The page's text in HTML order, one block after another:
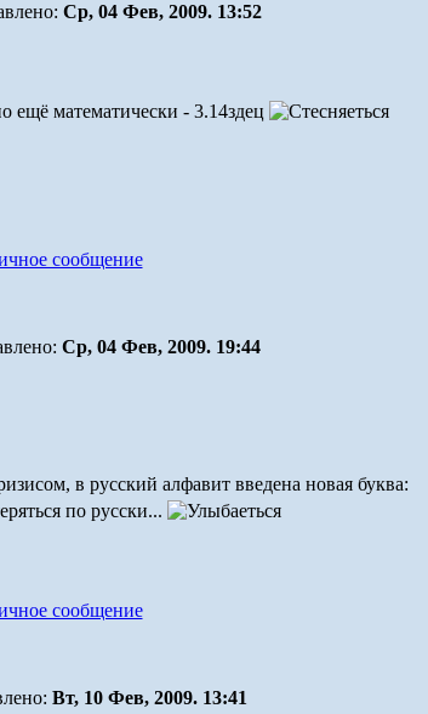
Ср, 04 Фев, 2009. 13:52
ещё математически - 3.14здец
Ср, 04 Фев, 2009. 19:44
в русский алфавит введена новая буква:
по русски...
Вт, 10 Фев, 2009. 13:41